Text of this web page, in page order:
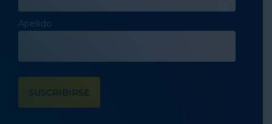
Apellido